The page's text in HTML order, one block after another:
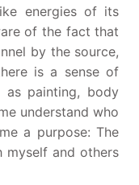
energies of its
of the fact that
by the source,
is a sense of
as painting, body
understand who
a purpose: The
myself and others